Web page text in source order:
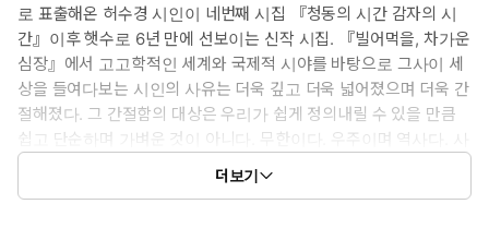
로 표출해온 허수경 시인이 네번째 시집 『청동의 시간 감자의 시
간』이후 햇수로 6년 만에 선보이는 신작 시집. 『빌어먹을, 차가운
심장』에서 고고학적인 세계와 국제적 시야를 바탕으로 그사이 세
상을 들여다보는 시인의 사유는 더욱 깊고 더욱 넓어졌으며 더욱 간
절해졌다. 그 간절함의 대상은 우리가 쉽게 정의내릴 수 있을 만큼
쉽고 단순하며 가벼운 것이 아니다. 무한이다. 우주이며 역사다. 사
랑이다. 당신이며 너다. 시를 다 읽고 났을 때 내가 읽은 것이 과연
무엇인가 다시금 책장을 넘기게 되는 힘, 삶을 다 살고 났을 때 내가
더보기